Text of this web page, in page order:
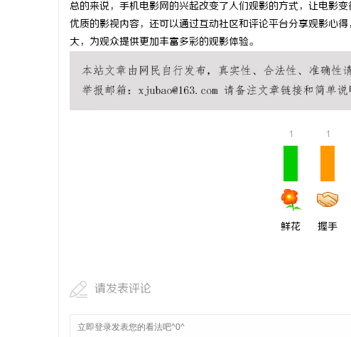
总的来说，手机电影网的兴起改变了人们观影的方式，让电影
优质的影视内容，还可以通过互动社区和评论平台分享观影心
大，为观众提供更加丰富多彩的观影体验。
1
鲜花
1
握手
请发表评论